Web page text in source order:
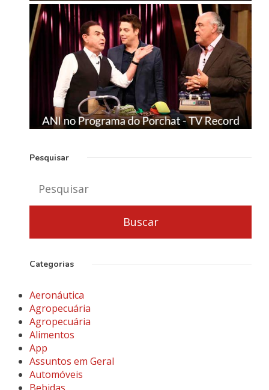
Pesquisar
Categorias
Aeronáutica
Agropecuária
Agropecuária
Alimentos
App
Assuntos em Geral
Automóveis